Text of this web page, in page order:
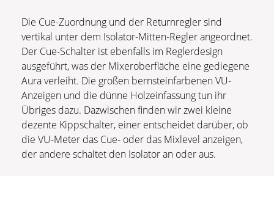
Die Cue-Zuordnung und der Returnregler sind
vertikal unter dem Isolator-Mitten-Regler angeordnet.
Der Cue-Schalter ist ebenfalls im Reglerdesign
ausgeführt, was der Mixeroberfläche eine gediegene
Aura verleiht. Die großen bernsteinfarbenen VU-
Anzeigen und die dünne Holzeinfassung tun ihr
Übriges dazu. Dazwischen finden wir zwei kleine
dezente Kippschalter, einer entscheidet darüber, ob
die VU-Meter das Cue- oder das Mixlevel anzeigen,
der andere schaltet den Isolator an oder aus.